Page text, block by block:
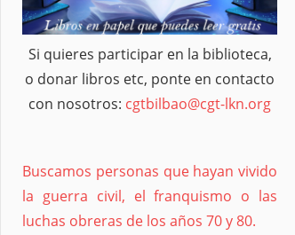
Si quieres participar en la biblioteca,
o donar libros etc, ponte en contacto
con nosotros: cgtbilbao@cgt-lkn.org
Buscamos personas que hayan vivido
la guerra civil, el franquismo o las
luchas obreras de los años 70 y 80.